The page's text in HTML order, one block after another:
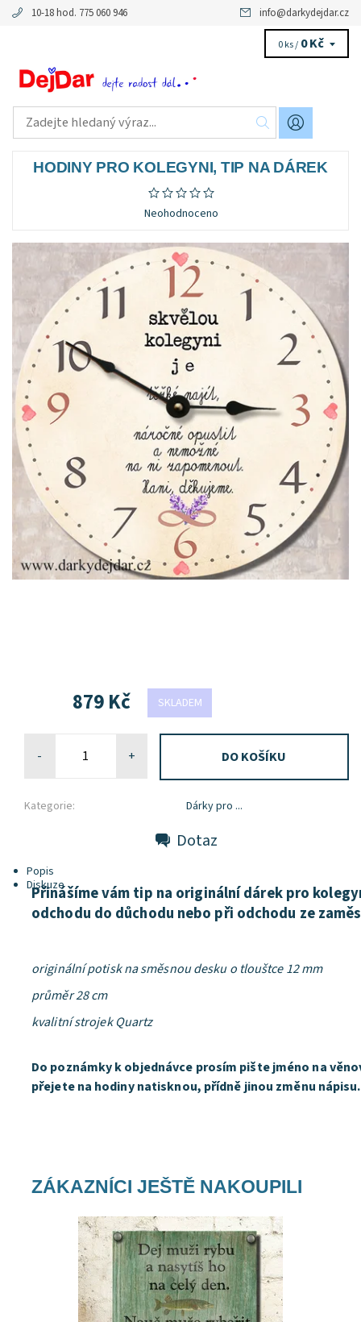
10-18 hod. 775 060 946 info@darkydejdar.cz
0 ks / 0 Kč
HODINY PRO KOLEGYNI, TIP NA DÁREK
Neohodnoceno
SKLADEM
879 Kč
- +
Kategorie: Dárky pro ...
Dotaz
Popis
Diskuze
Přinášíme vám tip na originální dárek pro
odchodu do důchodu nebo při odchodu ze
originální potisk na směsnou desku o tlouštce 12 mm
průměr 28 cm
kvalitní strojek Quartz
Do poznámky k objednávce prosím pište jméno na
přejete na hodiny natisknou, přídně jinou změnu nápisu.
ZÁKAZNÍCI JEŠTĚ NAKOUPILI
Dostupnost: Skladem